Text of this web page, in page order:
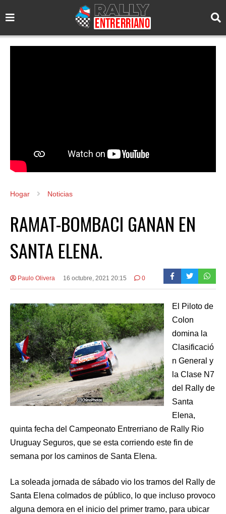
Hogar Noticias
RAMAT-BOMBACI GANAN EN
SANTA ELENA.
Paulo Olivera 16 octubre, 2021 20:15 0
El Piloto de
Colon
domina la
Clasificació
n General y
la Clase N7
del Rally de
Santa
Elena,
quinta fecha del Campeonato Entrerriano de Rally Rio
Uruguay Seguros, que se esta corriendo este fin de
semana por los caminos de Santa Elena.
La soleada jornada de sábado vio los tramos del Rally de
Santa Elena colmados de público, lo que incluso provoco
alguna demora en el inicio del primer tramo, para ubicar